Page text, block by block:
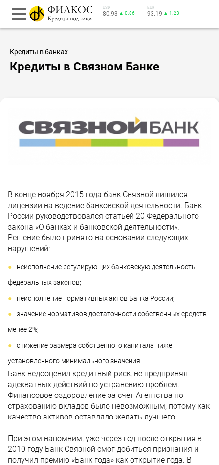
USD
80.93 ▲ 0.86
EUR
93.19 ▲ 1.23
Кредиты в банках
Кредиты в Связном Банке
В конце ноября 2015 года банк Связной лишился
лицензии на ведение банковской деятельности. Банк
России руководствовался статьей 20 Федерального
закона «О банках и банковской деятельности».
Решение было принято на основании следующих
нарушений:
неисполнение регулирующих банковскую деятельность
федеральных законов;
неисполнение нормативных актов Банка России;
значение нормативов достаточности собственных средств
менее 2%;
снижение размера собственного капитала ниже
установленного минимального значения.
Банк недооценил кредитный риск, не предпринял
адекватных действий по устранению проблем.
Финансовое оздоровление за счет Агентства по
страхованию вкладов было невозможным, потому как
качество активов оставляло желать лучшего.
При этом напомним, уже через год после открытия в
2010 году Банк Связной смог добиться признания и
получил премию «Банк года» как открытие года. В